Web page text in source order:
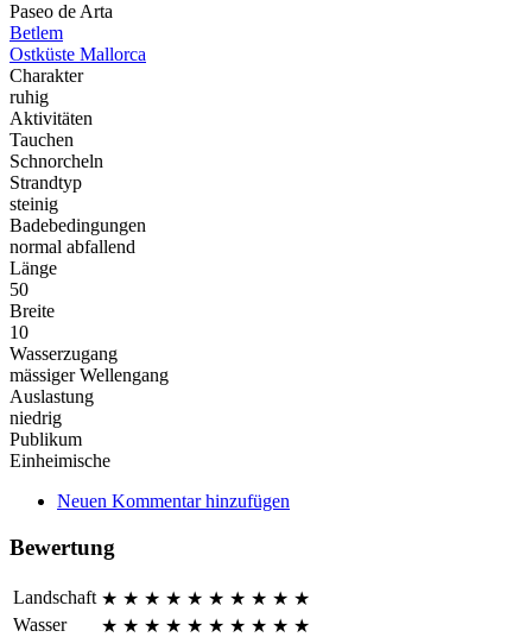
Paseo de Arta
Betlem
Ostküste Mallorca
Charakter
ruhig
Aktivitäten
Tauchen
Schnorcheln
Strandtyp
steinig
Badebedingungen
normal abfallend
Länge
50
Breite
10
Wasserzugang
mässiger Wellengang
Auslastung
niedrig
Publikum
Einheimische
Neuen Kommentar hinzufügen
Bewertung
Landschaft ★ ★ ★ ★ ★ ★ ★ ★ ★ ★
Wasser
★ ★ ★ ★ ★ ★ ★ ★ ★ ★